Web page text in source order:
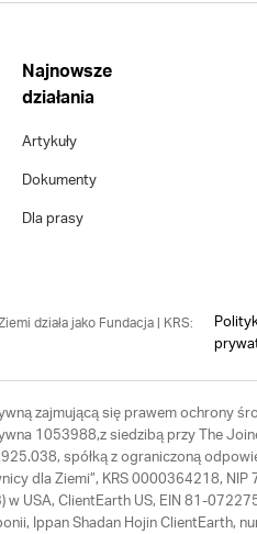
Najnowsze
działania
Artykuły
Dokumenty
Dla prasy
działa jako Fundacja | KRS:
zajmującą się prawem ochrony
1053988,z siedzibą przy The
spółką z ograniczoną
dla Ziemi”, KRS 0000364218,
w USA, ClientEarth US, EIN 81-
Ippan Shadan Hojin ClientEarth,